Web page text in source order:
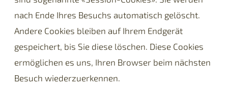
nach Ende Ihres Besuchs automatisch gelöscht.
Andere Cookies bleiben auf Ihrem Endgerät
gespeichert, bis Sie diese löschen. Diese Cookies
ermöglichen es uns, Ihren Browser beim nächsten
Besuch wiederzuerkennen.